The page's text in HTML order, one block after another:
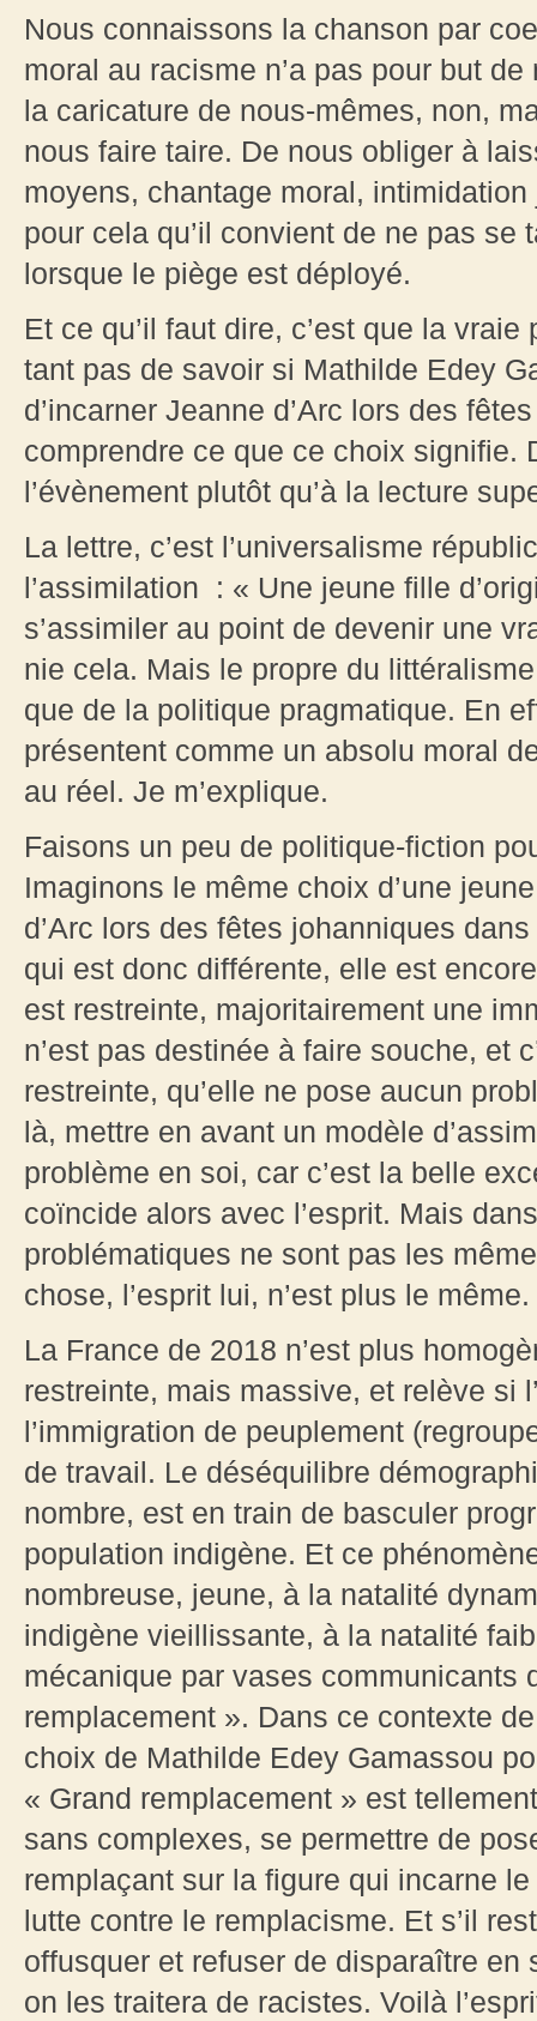
Nous connaissons la chanson par
moral au racisme n’a pas pour but
la caricature de nous-mêmes, non,
nous faire taire. De nous obliger à
moyens, chantage moral,
pour cela qu’il convient de ne pas se
lorsque le piège est déployé.
Et ce qu’il faut dire, c’est que la
tant pas de savoir si Mathilde Edey
d’incarner Jeanne d’Arc lors des
comprendre ce que ce choix signifie.
l’évènement plutôt qu’à la lecture
La lettre, c’est l’universalisme
l’assimilation : « Une jeune fille
s’assimiler au point de devenir une
nie cela. Mais le propre du
que de la politique pragmatique. En
présentent comme un absolu moral
au réel. Je m’explique.
Faisons un peu de politique-fiction
Imaginons le même choix d’une
d’Arc lors des fêtes johanniques
qui est donc différente, elle est
est restreinte, majoritairement une
n’est pas destinée à faire souche, et
restreinte, qu’elle ne pose aucun
là, mettre en avant un modèle
problème en soi, car c’est la belle
coïncide alors avec l’esprit. Mais
problématiques ne sont pas les
chose, l’esprit lui, n’est plus le même.
La France de 2018 n’est plus
restreinte, mais massive, et relève si
l’immigration de peuplement
de travail. Le déséquilibre
nombre, est en train de basculer
population indigène. Et ce
nombreuse, jeune, à la natalité
indigène vieillissante, à la natalité
mécanique par vases communicants
remplacement ». Dans ce contexte
choix de Mathilde Edey Gamassou
« Grand remplacement » est
sans complexes, se permettre de
remplaçant sur la figure qui incarne
lutte contre le remplacisme. Et s’il
offusquer et refuser de disparaître en
on les traitera de racistes. Voilà